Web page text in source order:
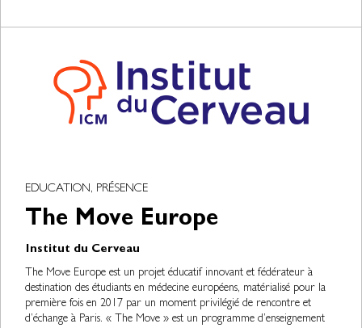
EDUCATION, PRÉSENCE
The Move Europe
Institut du Cerveau
The Move Europe est un projet éducatif innovant et fédérateur à
destination des étudiants en médecine européens, matérialisé pour la
première fois en 2017 par un moment privilégié de rencontre et
d’échange à Paris. « The Move » est un programme d’enseignement